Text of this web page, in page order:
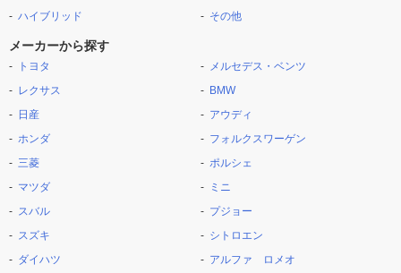
ハイブリッド
その他
メーカーから探す
トヨタ
レクサス
日産
ホンダ
三菱
マツダ
スバル
スズキ
ダイハツ
メルセデス・ベンツ
BMW
アウディ
フォルクスワーゲン
ポルシェ
ミニ
プジョー
シトロエン
アルファ ロメオ